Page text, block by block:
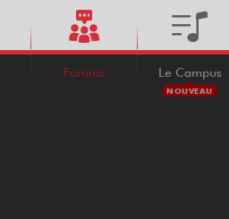
Forums Le Campus
NOUVEAU